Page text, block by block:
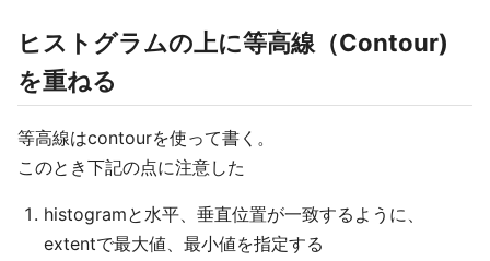
ヒストグラムの上に等高線（Contour)
を重ねる
等高線はcontourを使って書く。
このとき下記の点に注意した
histogramと水平、垂直位置が一致するように、
extentで最大値、最小値を指定する